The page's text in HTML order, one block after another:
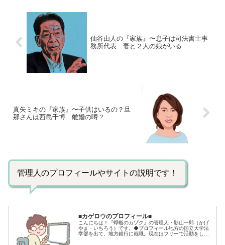
仙谷由人の『家族』〜息子は司法書士事
務所代表…妻と２人の娘がいる
真矢ミキの『家族』〜子供はいるの？旦
那さんは西島千博…離婚の噂？
管理人のプロフィールやサイトの説明です！
■カゲロウのプロフィール■
こんにちは！『蜉蝣のカゾク』の管理人・影山一郎（かげ
やま・いちろう）です。◆プロフィール地方の国立大学法
学部を出て、地方銀行に就職。現在はフリーで活動をして